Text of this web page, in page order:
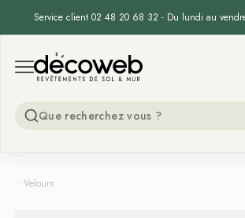
Service client 02 48 20 68 32 - Du lundi au
Open menu
Decoweb
...Velours